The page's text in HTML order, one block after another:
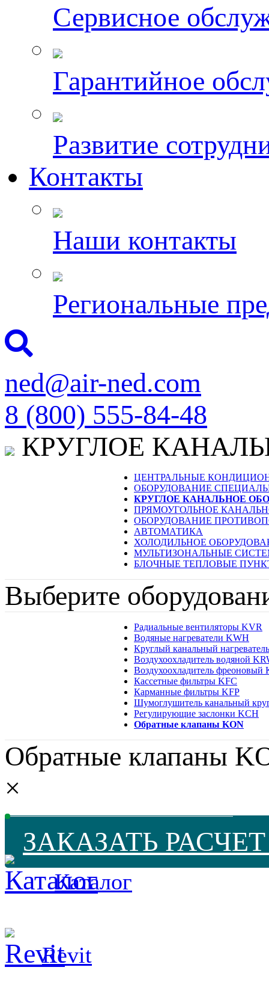
Сервисное
Гарантийное
Развитие
Контакты
Наши контакты
Региональные
ned@air-ned.com
8 (800) 555-84-48
КРУГЛОЕ
ЦЕНТРАЛЬНЫЕ
ОБОРУДОВАНИЕ
КРУГЛОЕ КАНАЛЬНОЕ
ПРЯМОУГОЛЬНОЕ
ОБОРУДОВАНИЕ
АВТОМАТИКА
ХОЛОДИЛЬНОЕ
МУЛЬТИЗОНАЛЬНЫЕ
БЛОЧНЫЕ ТЕПЛОВЫЕ
Выберите
Радиальные вентиляторы KVR
Водяные нагреватели KWH
Круглый канальный
Воздухоохладитель водяной
Воздухоохладитель фреоновый
Кассетные фильтры KFC
Карманные фильтры KFP
Шумоглушитель канальный
Регулирующие заслонки KCH
Обратные клапаны KON
Обратные клапаны
×
ЗАКАЗАТЬ
Каталог
Revit